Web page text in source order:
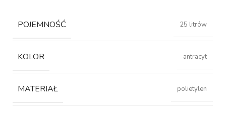
POJEMNOŚĆ 25 litrów
KOLOR antracyt
MATERIAŁ polietylen